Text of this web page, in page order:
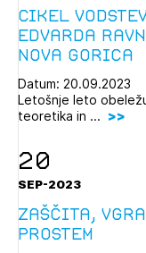
Cikel
Edvarda
Nova Gorica
Datum: 20.09.2023
Letošnje leto
teoretika in ...
20
SEP-2023
Zaščita,
prostem